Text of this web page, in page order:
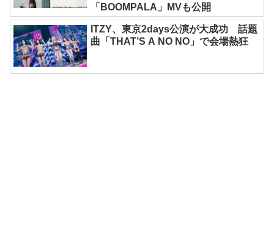
「BOOMPALA」MVも公開
ITZY、東京2days公演が大成功 話題
曲「THAT’S A NO NO」で会場熱狂